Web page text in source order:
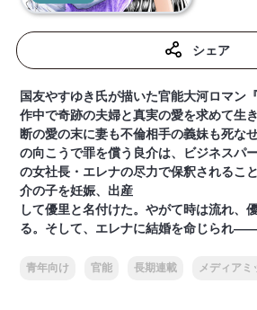
シェア
国友やすゆき氏が描いた官能大河ロマン
作中で奇跡の夫婦と真実の愛を求めて生
断の愛の末に妻も不倫相手の義妹も死な
の向こうで罪を償う良介は、ビジネスパ
の女社長・エレナの尽力で保釈されるこ
介の子を妊娠、出産
して優里と名付けた。やがて時は流れ、
る。そして、エレナに結婚を命じられ――
青年向け 官能 長期連載 メディアミ